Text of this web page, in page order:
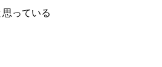
っている